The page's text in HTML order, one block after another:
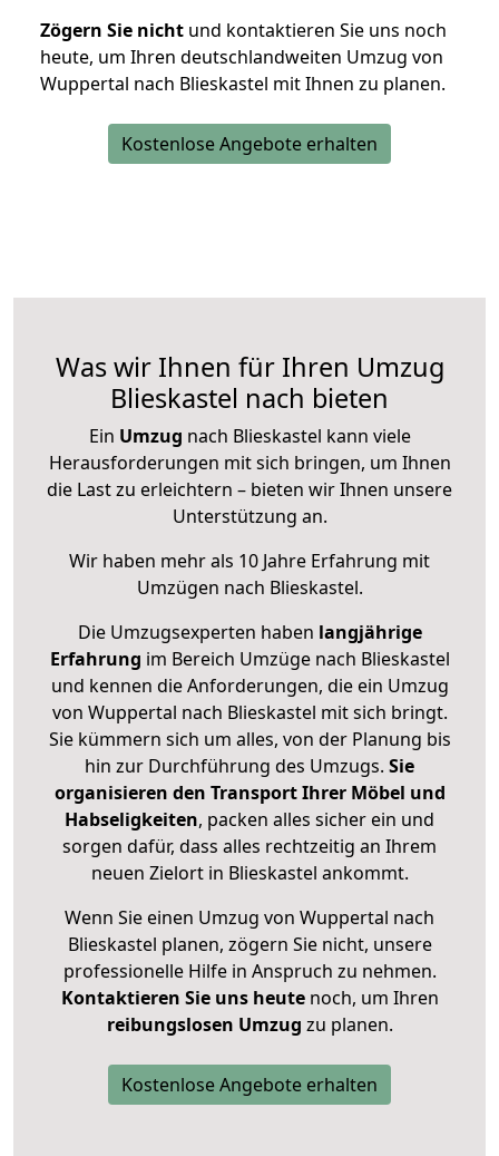
Zögern Sie nicht und kontaktieren Sie uns noch
heute, um Ihren deutschlandweiten Umzug von
Wuppertal nach Blieskastel mit Ihnen zu planen.
Kostenlose Angebote erhalten
Was wir Ihnen für Ihren Umzug
Blieskastel nach bieten
Ein Umzug nach Blieskastel kann viele
Herausforderungen mit sich bringen, um Ihnen
die Last zu erleichtern – bieten wir Ihnen unsere
Unterstützung an.
Wir haben mehr als 10 Jahre Erfahrung mit
Umzügen nach Blieskastel.
Die Umzugsexperten haben langjährige
Erfahrung im Bereich Umzüge nach Blieskastel
und kennen die Anforderungen, die ein Umzug
von Wuppertal nach Blieskastel mit sich bringt.
Sie kümmern sich um alles, von der Planung bis
hin zur Durchführung des Umzugs. Sie
organisieren den Transport Ihrer Möbel und
Habseligkeiten, packen alles sicher ein und
sorgen dafür, dass alles rechtzeitig an Ihrem
neuen Zielort in Blieskastel ankommt.
Wenn Sie einen Umzug von Wuppertal nach
Blieskastel planen, zögern Sie nicht, unsere
professionelle Hilfe in Anspruch zu nehmen.
Kontaktieren Sie uns heutenoch, um Ihren
reibungslosen Umzug zu planen.
Kostenlose Angebote erhalten